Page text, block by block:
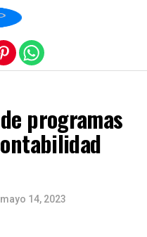
programas
mayo 14, 2023
móvil